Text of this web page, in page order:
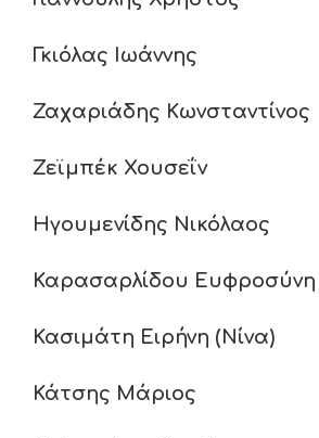
Γκιόλας Ιωάννης
Ζαχαριάδης Κωνσταντίνος
Ζεϊμπέκ Χουσεΐν
Ηγουμενίδης Νικόλαος
Καρασαρλίδου Ευφροσύνη
Κασιμάτη Ειρήνη (Νίνα)
Κάτσης Μάριος